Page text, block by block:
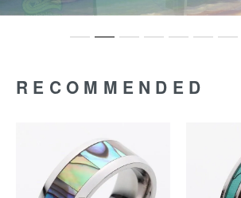
RECOMMENDED